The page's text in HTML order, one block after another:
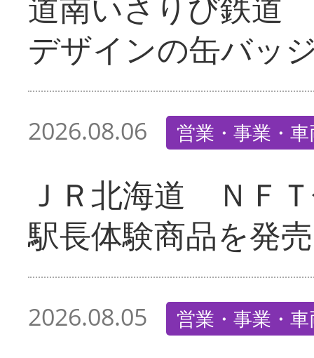
デザインの缶バッ
2026.08.06 営業・事業・
ＪＲ北海道 ＮＦ
駅長体験商品を発売
2026.08.05 営業・事業・